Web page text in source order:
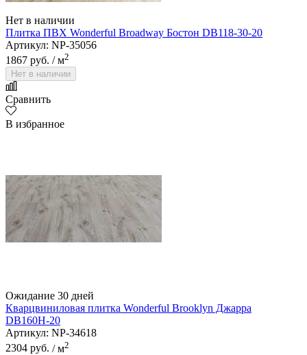
Нет в наличии
Плитка ПВХ Wonderful Broadway Бостон DB118-30-20
Артикул: NP-35056
1867 руб. / м2
Нет в наличии
Сравнить
В избранное
Ожидание 30 дней
Кварцвиниловая плитка Wonderful Brooklyn Джарра
DB160Н-20
Артикул: NP-34618
2304 руб. / м2